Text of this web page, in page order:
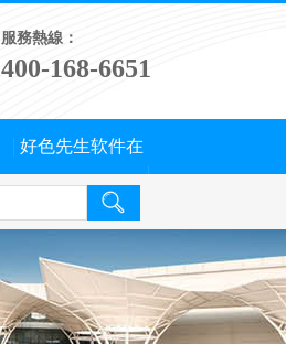
服務熱線：
400-168-6651
好色先生软件在
线下载概況